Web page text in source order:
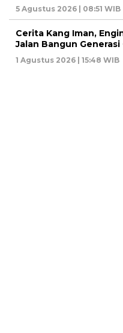
5 Agustus 2026 | 08:51 WIB
Cerita Kang Iman,
Jalan Bangun Generasi
1 Agustus 2026 | 15:48 WIB